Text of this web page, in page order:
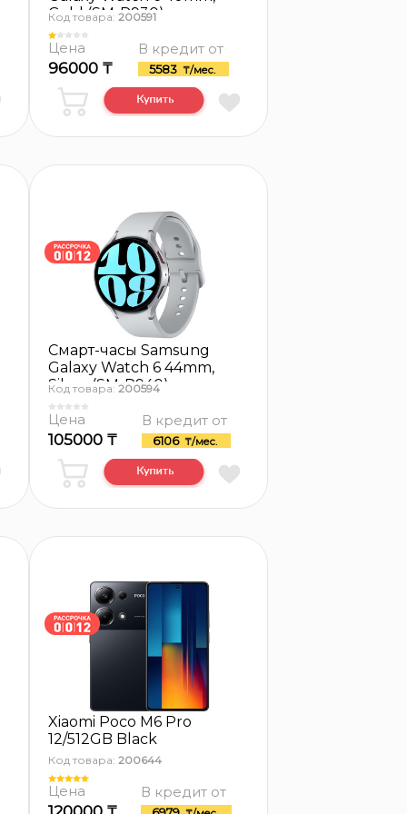
Gold (SM-R930)
Код товара: 200591
Цена
96000 ₸
В кредит от
5583 ₸/мес.
Смарт-часы Samsung
Galaxy Watch 6 44mm,
Silver (SM-R940)
Код товара: 200594
Цена
105000 ₸
В кредит от
6106 ₸/мес.
Xiaomi Poco M6 Pro
12/512GB Black
Код товара: 200644
Цена В кредит от